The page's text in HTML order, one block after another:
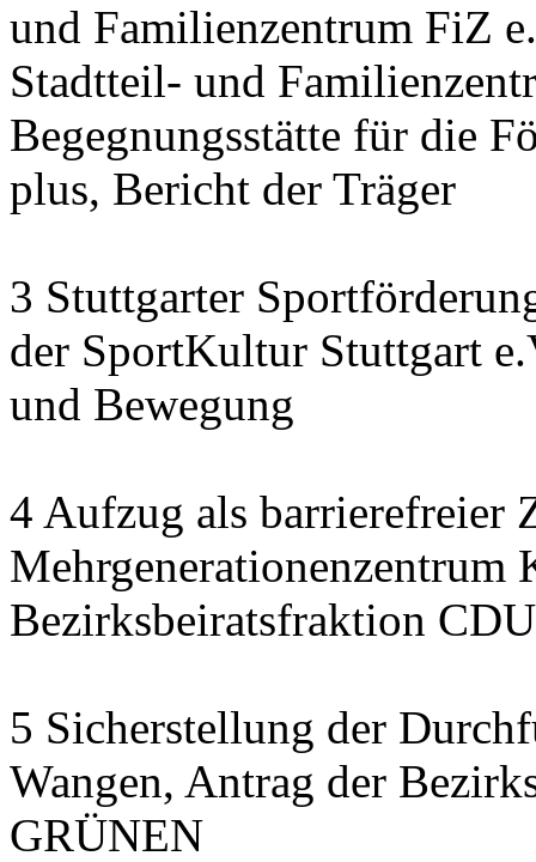
und Familienzentrum FiZ
Stadtteil- und
Begegnungsstätte für die
plus, Bericht der Träger
3 Stuttgarter
der SportKultur Stuttgart
und Bewegung
4 Aufzug als barrierefreier
Mehrgenerationenzentrum
Bezirksbeiratsfraktion CDU
5 Sicherstellung der
Wangen, Antrag der
GRÜNEN